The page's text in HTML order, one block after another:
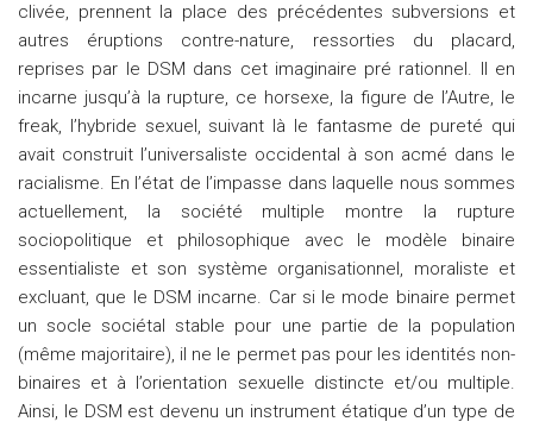
clivée, prennent la place des précédentes subversions et
autres éruptions contre-nature, ressorties du placard,
reprises par le DSM dans cet imaginaire pré rationnel. Il en
incarne jusqu’à la rupture, ce horsexe, la figure de l’Autre, le
freak, l’hybride sexuel, suivant là le fantasme de pureté qui
avait construit l’universaliste occidental à son acmé dans le
racialisme. En l’état de l’impasse dans laquelle nous sommes
actuellement, la société multiple montre la rupture
sociopolitique et philosophique avec le modèle binaire
essentialiste et son système organisationnel, moraliste et
excluant, que le DSM incarne. Car si le mode binaire permet
un socle sociétal stable pour une partie de la population
(même majoritaire), il ne le permet pas pour les identités non-
binaires et à l’orientation sexuelle distincte et/ou multiple.
Ainsi, le DSM est devenu un instrument étatique d’un type de